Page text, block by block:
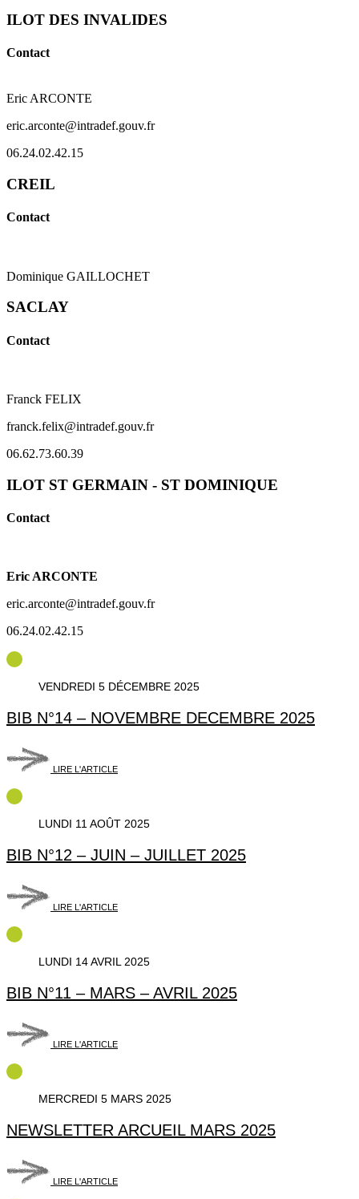
ILOT DES INVALIDES
Contact
Eric ARCONTE
eric.arconte@intradef.gouv.fr
06.24.02.42.15
CREIL
Contact
Dominique GAILLOCHET
SACLAY
Contact
Franck FELIX
franck.felix@intradef.gouv.fr
06.62.73.60.39
ILOT ST GERMAIN - ST DOMINIQUE
Contact
Eric ARCONTE
eric.arconte@intradef.gouv.fr
06.24.02.42.15
VENDREDI 5 DÉCEMBRE 2025
BIB N°14 – NOVEMBRE DECEMBRE 2025
LIRE L'ARTICLE
LUNDI 11 AOÛT 2025
BIB N°12 – JUIN – JUILLET 2025
LIRE L'ARTICLE
LUNDI 14 AVRIL 2025
BIB N°11 – MARS – AVRIL 2025
LIRE L'ARTICLE
MERCREDI 5 MARS 2025
NEWSLETTER ARCUEIL MARS 2025
LIRE L'ARTICLE